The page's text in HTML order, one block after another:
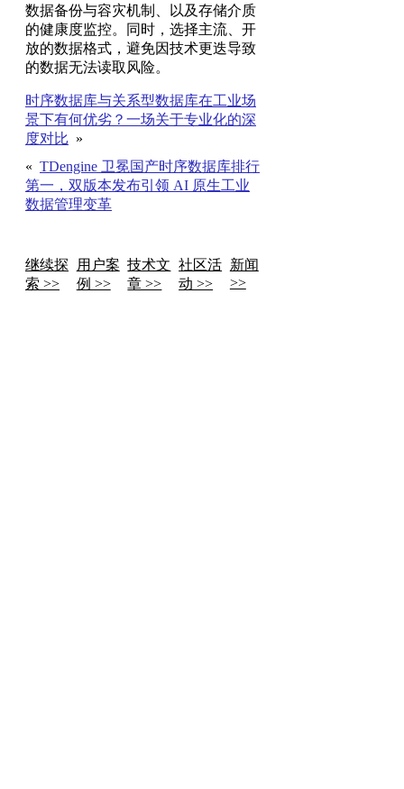
数据备份与容灾机制、以及存储介质
的健康度监控。同时，选择主流、开
放的数据格式，避免因技术更迭导致
的数据无法读取风险。
时序数据库与关系型数据库在工业场
景下有何优劣？一场关于专业化的深
度对比 »
« TDengine 卫冕国产时序数据库排行
第一，双版本发布引领 AI 原生工业
数据管理变革
继续探
索 >>
用户案
例 >>
技术文
章 >>
社区活
动 >>
新闻
>>